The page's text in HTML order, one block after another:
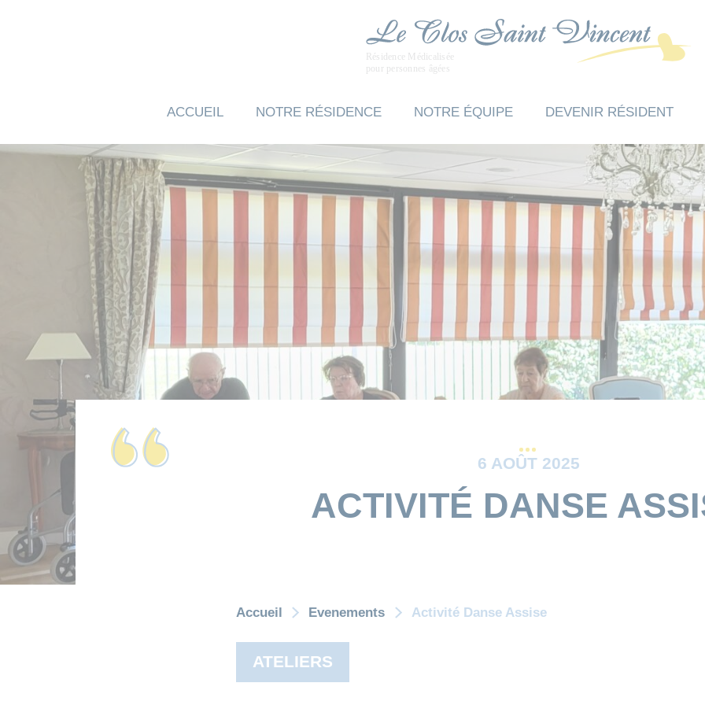
ACCUEIL NOTRE RÉSIDENCE NOTRE ÉQUIPE DEVENIR RÉSIDENT
6 AOÛT 2025
ACTIVITÉ DANSE
Accueil Evenements Activité Danse Assise
ATELIERS